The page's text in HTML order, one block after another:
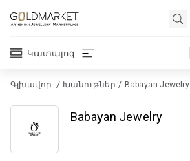
Կատալոգ
Գլխավոր Խանութներ Babayan Jewelry
Babayan Jewelry